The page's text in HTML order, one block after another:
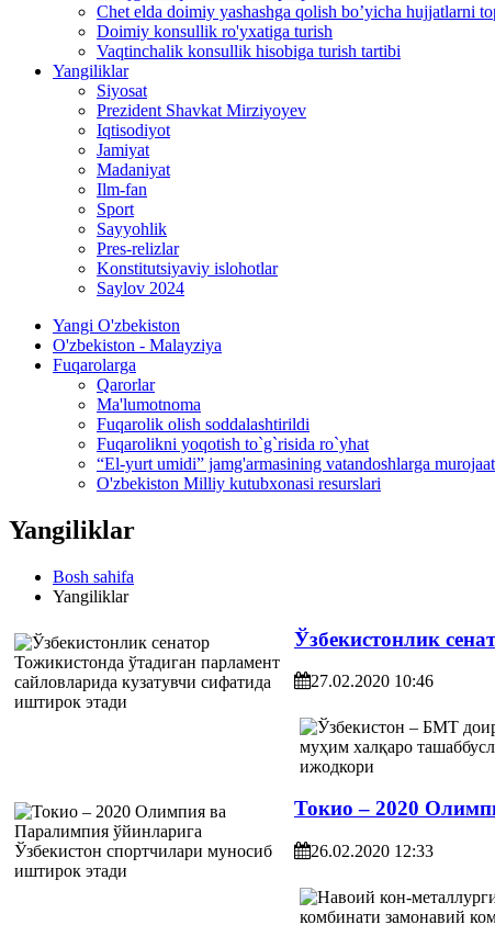
Chet elda doimiy yashashga qolish bo’yicha hujjatlarni
Doimiy konsullik ro'yxatiga turish
Vaqtinchalik konsullik hisobiga turish tartibi
Yangiliklar
Siyosat
Prezident Shavkat Mirziyoyev
Iqtisodiyot
Jamiyat
Madaniyat
Ilm-fan
Sport
Sayyohlik
Pres-relizlar
Konstitutsiyaviy islohotlar
Saylov 2024
Yangi O'zbekiston
O'zbekiston - Malayziya
Fuqarolarga
Qarorlar
Ma'lumotnoma
Fuqarolik olish soddalashtirildi
Fuqarolikni yoqotish to`g`risida ro`yhat
“El-yurt umidi” jamg'armasining vatandoshlarga
O'zbekiston Milliy kutubxonasi resurslari
Yangiliklar
Bosh sahifa
Yangiliklar
Ўзбекистонлик
27.02.2020 10:46
Токио – 2020
26.02.2020 12:33